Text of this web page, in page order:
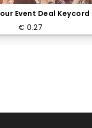
Event Deal Keycord
€ 0.27